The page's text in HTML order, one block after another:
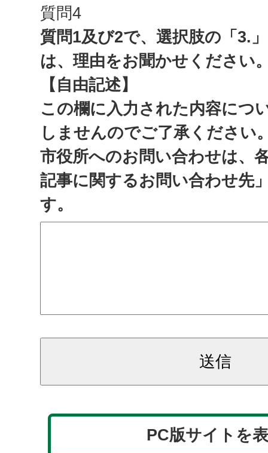
質問4
質問1及び2で、選択肢の「3.
は、理由をお聞かせください
【自由記述】
この欄に入力された内容につ
しませんのでご了承ください
市役所へのお問い合わせは、
記事に関するお問い合わせ先
す。
PC版サイトを